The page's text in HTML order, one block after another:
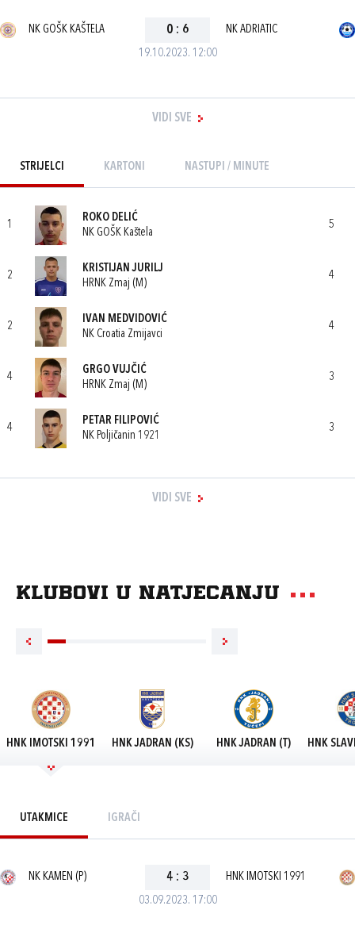
19.10.2023. 12:00
NK GOŠK KAŠTELA 0 : 6 NK ADRIATIC
VIDI SVE
STRIJELCI KARTONI NASTUPI / MINUTE
1
ROKO DELIĆ
NK GOŠK Kaštela
5
2
KRISTIJAN JURILJ
HRNK Zmaj (M)
4
2
IVAN MEDVIDOVIĆ
NK Croatia Zmijavci
4
4
GRGO VUJČIĆ
HRNK Zmaj (M)
3
4
PETAR FILIPOVIĆ
NK Poljičanin 1921
3
VIDI SVE
Klubovi u natjecanju
HNK IMOTSKI 1991 HNK JADRAN (KS) HNK JADRAN (T) HNK
UTAKMICE IGRAČI
03.09.2023. 17:00
NK KAMEN (P) 4 : 3 HNK IMOTSKI 1991